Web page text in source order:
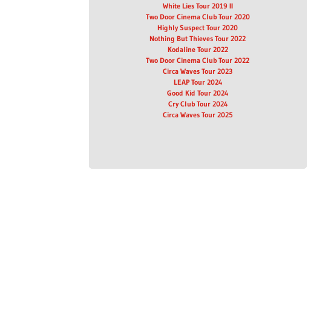
White Lies Tour 2019 II
Two Door Cinema Club Tour 2020
Highly Suspect Tour 2020
Nothing But Thieves Tour 2022
Kodaline Tour 2022
Two Door Cinema Club Tour 2022
Circa Waves Tour 2023
LEAP Tour 2024
Good Kid Tour 2024
Cry Club Tour 2024
Circa Waves Tour 2025